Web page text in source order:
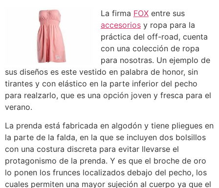
La firma FOX entre sus
accesorios y ropa para la
práctica del off-road, cuenta
con una colección de ropa
para nosotras. Un ejemplo de
sus diseños es este vestido en palabra de honor, sin
tirantes y con elástico en la parte inferior del pecho
para realzarlo, que es una opción joven y fresca para el
verano.
La prenda está fabricada en algodón y tiene pliegues en
la parte de la falda, en la que se incluyen dos bolsillos
con una costura discreta para evitar llevarse el
protagonismo de la prenda. Y es que el broche de oro
lo ponen los frunces localizados debajo del pecho, los
cuales permiten una mayor sujeción al cuerpo ya que el